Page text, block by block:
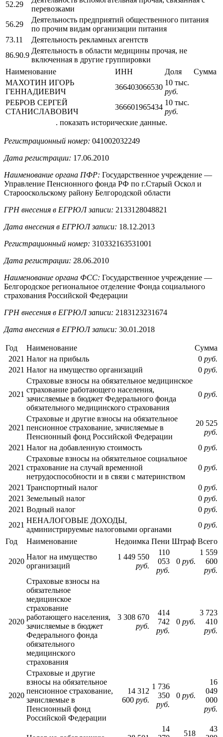
52.29
перевозками
56.29
Деятельность предприятий общественного питания
по прочим видам организации питания
73.11
Деятельность рекламных агентств
86.90.9
Деятельность в области медицины прочая, не
включенная в другие группировки
Наименование
ИНН Доля
Сумма
МАХОТИН ИГОРЬ
ГЕННАДИЕВИЧ
366403066530
10 тыс.
руб.
РЕБРОВ СЕРГЕЙ
СТАНИСЛАВОВИЧ
366601965434
10 тыс.
руб.
. показать исторические данные.
Регистрационный номер: 041002032249
Дата регистрации: 17.06.2010
Наименование органа ПФР: Государственное учреждение —
Управление Пенсионного фонда РФ по г.Старый Оскол и
Старооскольскому району Белгородской области
ГРН внесения в ЕГРЮЛ записи: 2133128048821
Дата внесения в ЕГРЮЛ записи: 18.12.2013
Регистрационный номер: 310332163531001
Дата регистрации: 28.06.2010
Наименование органа ФСС: Государственное учреждение —
Белгородское региональное отделение Фонда социального
страхования Российской Федерации
ГРН внесения в ЕГРЮЛ записи: 2183123231674
Дата внесения в ЕГРЮЛ записи: 30.01.2018
Год Наименование
Сумма
2021 Налог на прибыль 0 руб.
2021 Налог на имущество организаций 0 руб.
2021
Страховые взносы на обязательное медицинское
страхование работающего населения,
зачисляемые в бюджет Федерального фонда
обязательного медицинского страхования
0 руб.
2021
Страховые и другие взносы на обязательное
пенсионное страхование, зачисляемые в
Пенсионный фонд Российской Федерации
20 525
руб.
2021 Налог на добавленную стоимость 0 руб.
2021
Страховые взносы на обязательное социальное
страхование на случай временной
нетрудоспособности и в связи с материнством
0 руб.
2021 Транспортный налог 0 руб.
2021 Земельный налог 0 руб.
2021 Водный налог 0 руб.
2021
НЕНАЛОГОВЫЕ ДОХОДЫ,
администрируемые налоговыми органами
0 руб.
Год
Наименование Недоимка Пени Штраф Всего
2020
Налог на имущество
организаций
1 449 550
руб.
110
053
руб.
0 руб.
1 559
600
руб.
2020
Страховые взносы на
обязательное
медицинское
страхование
работающего населения,
зачисляемые в бюджет
Федерального фонда
обязательного
медицинского
страхования
3 308 670
руб.
414
742
руб.
0 руб.
3 723
410
руб.
2020
Страховые и другие
взносы на обязательное
пенсионное страхование,
зачисляемые в
Пенсионный фонд
Российской Федерации
14 312
600 руб.
1 736
350
руб.
0 руб.
16
049
000
руб.
14
518
43